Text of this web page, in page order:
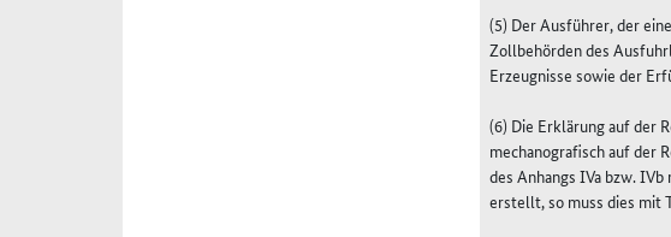
(5) Der Ausführer, der
Zollbehörden des
Erzeugnisse sowie der
(6) Die Erklärung auf der
mechanografisch auf der
des Anhangs IVa bzw.
erstellt, so muss dies mit